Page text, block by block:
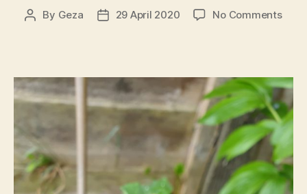
Post
By Geza
Post29 April 2020 No Commentson